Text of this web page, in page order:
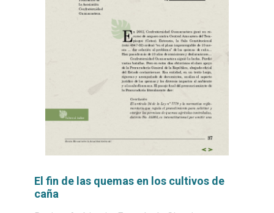
El fin de las quemas en los cultivos de
caña